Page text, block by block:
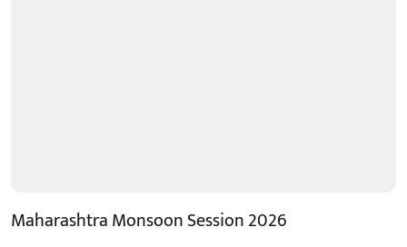
Maharashtra Monsoon Session 2026